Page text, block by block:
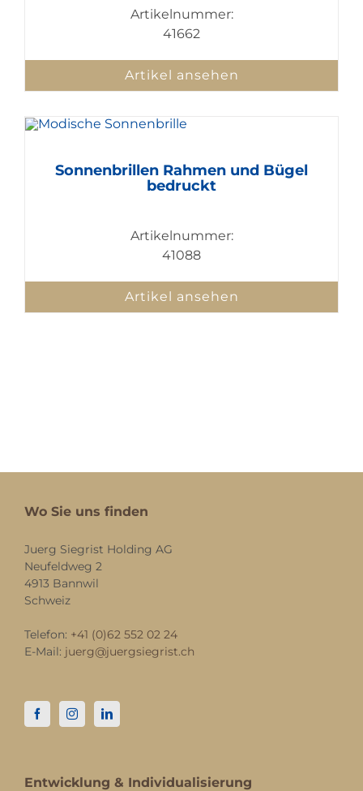
Artikelnummer:
41662
Artikel ansehen
Sonnenbrillen Rahmen und Bügel
bedruckt
Artikelnummer:
41088
Artikel ansehen
Wo Sie uns finden
Juerg Siegrist Holding AG
Neufeldweg 2
4913 Bannwil
Schweiz
Telefon: +41 (0)62 552 02 24
E-Mail: juerg@juergsiegrist.ch
Entwicklung & Individualisierung